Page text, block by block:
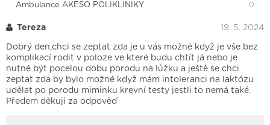
Ambulance AKESO POLIKLINIKY 0
Tereza 19. 5. 2024
Dobrý den,chci se zeptat zda je u vás možné když je vše bez
komplikací rodit v poloze ve které budu chtít já nebo je
nutné být pocelou dobu porodu na lůžku a ještě se chci
zeptat zda by bylo možné když mám intoleranci na laktózu
udělat po porodu miminku krevní testy jestli to nemá také.
Předem děkuji za odpověď